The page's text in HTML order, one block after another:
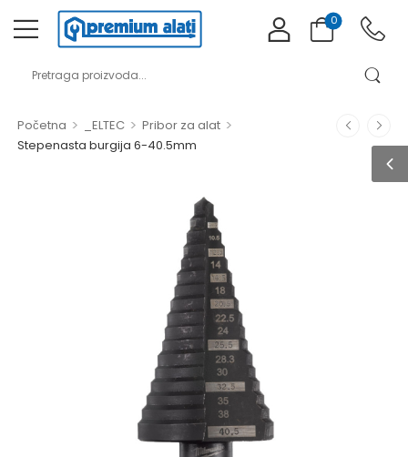
0
Početna > _ELTEC > Pribor za alat >
Stepenasta burgija 6-40.5mm